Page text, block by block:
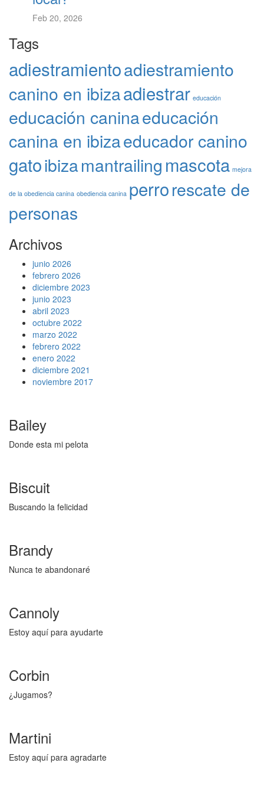
Feb 20, 2026
Tags
adiestramientoadiestramiento
canino en ibizaadiestrar educación
educación caninaeducación
canina en ibizaeducador canino
gatoibizamantrailingmascota mejora
de la obediencia canina obediencia canina perrorescate de
personas
Archivos
junio 2026
febrero 2026
diciembre 2023
junio 2023
abril 2023
octubre 2022
marzo 2022
febrero 2022
enero 2022
diciembre 2021
noviembre 2017
Bailey
Donde esta mi pelota
Biscuit
Buscando la felicidad
Brandy
Nunca te abandonaré
Cannoly
Estoy aquí para ayudarte
Corbin
¿Jugamos?
Martini
Estoy aquí para agradarte